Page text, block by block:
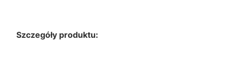
Szczegóły produktu: